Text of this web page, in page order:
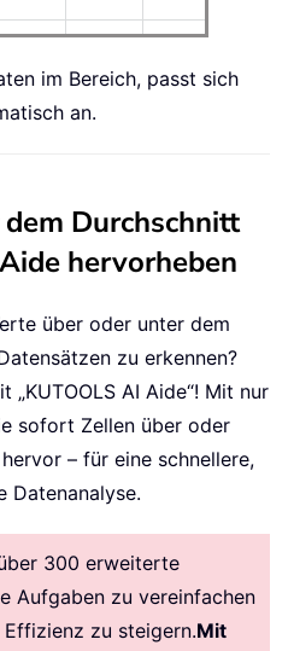
im Bereich, passt sich
an.
Durchschnitt
hervorheben
über oder unter dem
zu erkennen?
„KUTOOLS AI Aide“! Mit nur
sofort Zellen über oder
– für eine schnellere,
Datenanalyse.
300 erweiterte
Aufgaben zu vereinfachen
zu steigern.Mit